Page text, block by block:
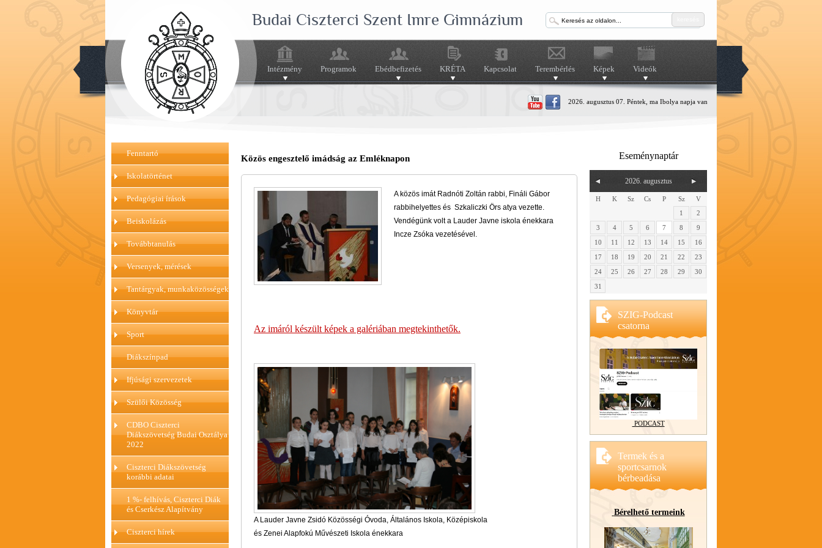
Budai Ciszterci Szent Imre Gimnázium
Intézmény Programok Ebédbefizetés KRÉTA Kapcsolat Terembérlés Képek Videók
2026. augusztus 07. Péntek, ma Ibolya napja van
Fenntartó
Iskolatörténet
Pedagógiai írások
Beiskolázás
Továbbtanulás
Versenyek, mérések
Tantárgyak, munkaközösségek
Könyvtár
Sport
Diákszínpad
Ifjúsági szervezetek
Szülői Közösség
CDBO Ciszterci
Diákszövetség Budai Osztálya
2022
Ciszterci Diákszövetség
korábbi adatai
1 %- felhívás, Ciszterci Diák
és Cserkész Alapítvány
Ciszterci hírek
Közös engesztelő imádság az Emléknapon
A közös imát Radnóti Zoltán rabbi, Fináli Gábor
rabbihelyettes és Szkaliczki Örs atya vezette.
Vendégünk volt a Lauder Javne iskola énekkara
Incze Zsóka vezetésével.
Az imáról készült képek a galériában megtekinthetők.
A Lauder Javne Zsidó Közösségi Óvoda, Általános Iskola, Középiskola
és Zenei Alapfokú Művészeti Iskola énekkara
Eseménynaptár
2026. augusztus
H K Sz Cs P Sz
V
1
2
3
4 5 6 7 8
9
10
11 12 13 14 15
16
17
18 19 20 21 22
23
24
25 26 27 28 29
30
31
SZIG-Podcast
csatorna
PODCAST
Termek és a
sportcsarnok
bérbeadása
Bérelhető termeink